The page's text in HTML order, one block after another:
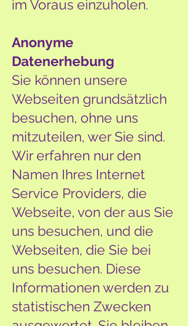
im Voraus einzuholen.
Anonyme
Datenerhebung
Sie können unsere
Webseiten grundsätzlich
besuchen, ohne uns
mitzuteilen, wer Sie sind.
Wir erfahren nur den
Namen Ihres Internet
Service Providers, die
Webseite, von der aus Sie
uns besuchen, und die
Webseiten, die Sie bei
uns besuchen. Diese
Informationen werden zu
statistischen Zwecken